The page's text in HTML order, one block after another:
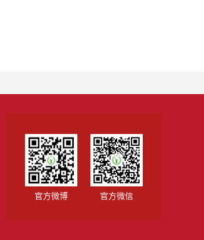
官方微博 官方微信